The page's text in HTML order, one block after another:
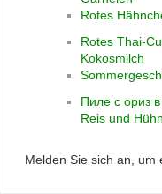
Rotes
Rotes Thai-
Kokosmilch
Пиле с ориз
Reis und
Melden Sie sich an, um